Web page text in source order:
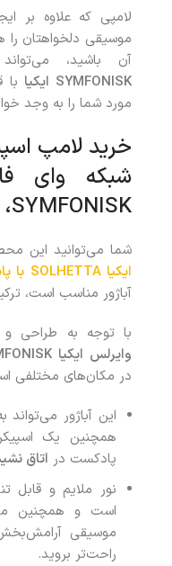
لامپی که علاوه بر
موسیقی دلخواهتان
آن باشید،
SYMFONISK ایکیا با
مورد شما را به وجد
خرید لامپ
شبکه وای
SYMFONISK، رنگ مشکی و سفید
شما می‌توانید این
ایکیا SOLHETTA با پایه E27 و 470 لومن
آباژور مناسب است،
با توجه به طراحی و
وایرلس ایکیا SYMFONISK مشکی/سفید
در مکان‌های مختلفی
این آباژور می‌تواند
همچنین یک
پادکست در اتاق
نور ملایم و قابل
است و همچنین
موسیقی
راحت‌تر بروید.